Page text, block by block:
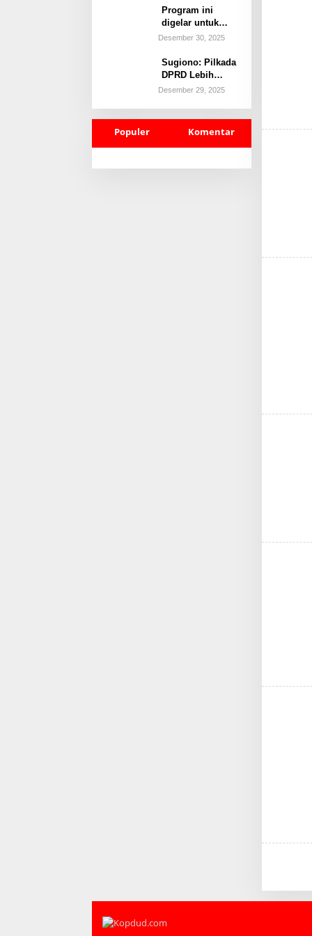
Konsolidasi
Kader
Program ini
digelar untuk
membekali
dengan
pengetahuan,
motivasi, dan
berwirausaha.
Desember 30, 2025
Sugiono: Pilkada
DPRD Lebih
Akuntabel dan
Desember 29, 2025
Populer Komentar